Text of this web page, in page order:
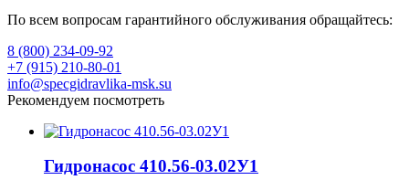
По всем вопросам гарантийного обслуживания обращайтесь:
8 (800) 234-09-92
+7 (915) 210-80-01
info@specgidravlika-msk.su
Рекомендуем посмотреть
Гидронасос 410.56-03.02У1